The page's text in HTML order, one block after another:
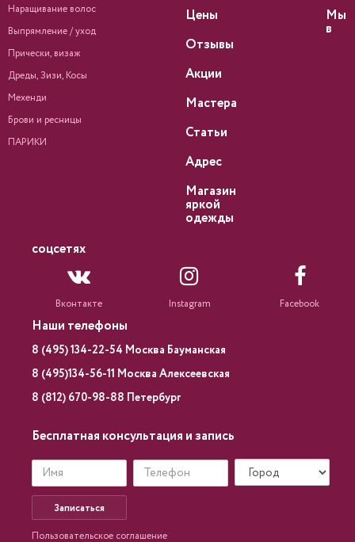
Наращивание волос
Выпрямление / уход
Прически, визаж
Дреды, Зизи, Косы
Мехенди
Брови и ресницы
ПАРИКИ
Цены
Отзывы
Акции
Мастера
Статьи
Адрес
Магазин
яркой
одежды
Мы
в
соцсетях
Вконтакте Instagram Facebook
Наши телефоны
8 (495) 134-22-54 Москва Бауманская
8 (495)134-56-11 Москва Алексеевская
8 (812) 670-98-88 Петербург
Бесплатная консультация и запись
Записаться
Пользовательское соглашение